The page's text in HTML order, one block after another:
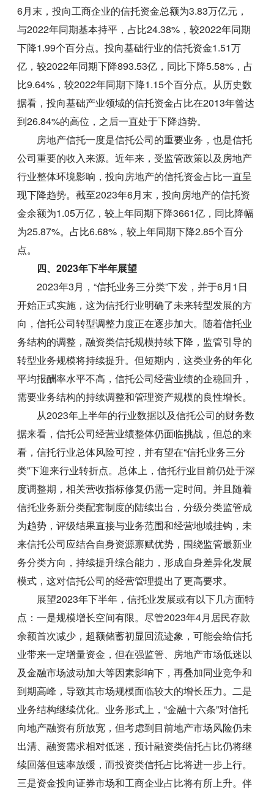
6月末，投向工商企业的信托资金总额为3.83万亿元，
与2022年同期基本持平，占比24.38%，较2022年同期
下降1.99个百分点。投向基础行业的信托资金1.51万
亿，较2022年同期下降893.53亿，同比下降5.58%，占
比9.64%，较2022年同期下降1.15个百分点。从历史数
据看，投向基础产业领域的信托资金占比在2013年曾达
到26.84%的高位，之后一直处于下降趋势。
房地产信托一度是信托公司的重要业务，也是信托
公司重要的收入来源。近年来，受监管政策以及房地产
行业整体环境影响，投向房地产的信托资金占比一直呈
现下降趋势。截至2023年6月末，投向房地产的信托资
金余额为1.05万亿，较上年同期下降3661亿，同比降幅
为25.87%。占比6.68%，较上年同期下降2.85个百分
点。
四、2023年下半年展望
2023年3月，“信托业务三分类”下发，并于6月1日
开始正式实施，这为信托行业明确了未来转型发展的方
向，信托公司转型调整力度正在逐步加大。随着信托业
务结构的调整，融资类信托规模持续下降，监管引导的
转型业务规模将持续提升。但短期内，这类业务的年化
平均报酬率水平不高，信托公司经营业绩的企稳回升，
需要业务结构的持续调整和管理资产规模的良性增长。
从2023年上半年的行业数据以及信托公司的财务数
据来看，信托公司经营业绩整体仍面临挑战，但总的来
看，信托行业总体风险可控，并有望在“信托业务三分
类”下迎来行业转折点。总体上，信托行业目前仍处于深
度调整期，相关营收指标修复仍需一定时间。并且随着
信托业务新分类配套制度的陆续出台，分级分类监管成
为趋势，评级结果直接与业务范围和经营地域挂钩，未
来信托公司应结合自身资源禀赋优势，围绕监管最新业
务分类方向，持续提升综合能力，形成自身差异化发展
模式，这对信托公司的经营管理提出了更高要求。
展望2023年下半年，信托业发展或有以下几方面特
点：一是规模增长空间有限。尽管2023年4月居民存款
余额首次减少，超额储蓄初显回流迹象，可能会给信托
业带来一定增量资金，但在强监管、房地产市场低迷以
及金融市场波动加大等因素影响下，再叠加同业竞争和
到期高峰，导致其市场规模面临较大的增长压力。二是
业务结构继续优化。业务形式上，“金融十六条”对信托
向地产融资有所放宽，但考虑到目前地产市场风险仍未
出清、融资需求相对低迷，预计融资类信托占比仍将继
续回落但速率放缓，而投资类信托占比将进一步上行。
三是资金投向证券市场和工商企业占比将有所上升。伴